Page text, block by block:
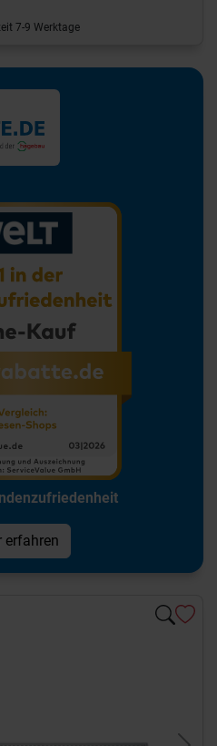
7-9 Werktage
erfahren